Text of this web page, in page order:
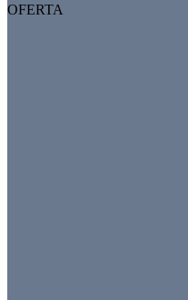
OFERTA